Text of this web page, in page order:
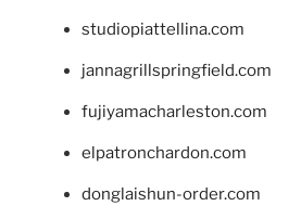
studiopiattellina.com
jannagrillspringfield.com
fujiyamacharleston.com
elpatronchardon.com
donglaishun-order.com